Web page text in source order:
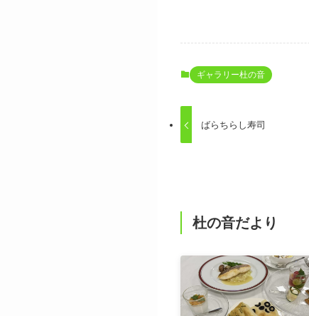
ギャラリー杜の音
ばらちらし寿司
杜の音だより